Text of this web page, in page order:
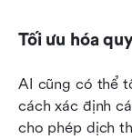
Tối ưu hóa
AI cũng có thể
cách xác định
cho phép dịch